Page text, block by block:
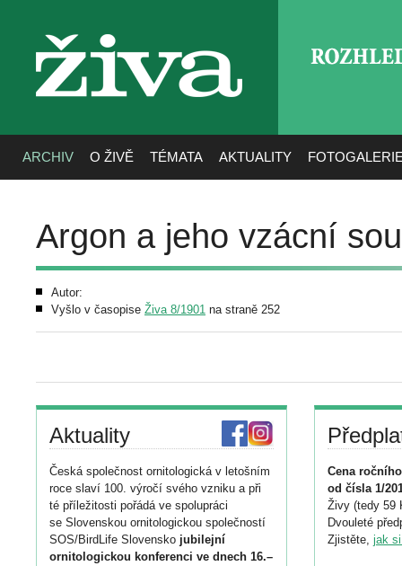
živa
ARCHIV O ŽIVĚ TÉMATA AKTUALITY
Argon a jeho vzácní
Autor:
Vyšlo v časopise Živa 8/1901 na straně 252
Aktuality
Česká společnost ornitologická v letošním
roce slaví 100. výročí svého vzniku a při
té příležitosti pořádá ve spolupráci
se Slovenskou ornitologickou společností
SOS/BirdLife Slovensko jubilejní
ornitologickou konferenci ve dnech 16.–
Cena
od čísla 1/
Živy (tedy 59
Dvouleté
Zjistěte, jak